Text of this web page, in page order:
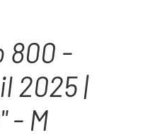
800 -
2025 |
- M